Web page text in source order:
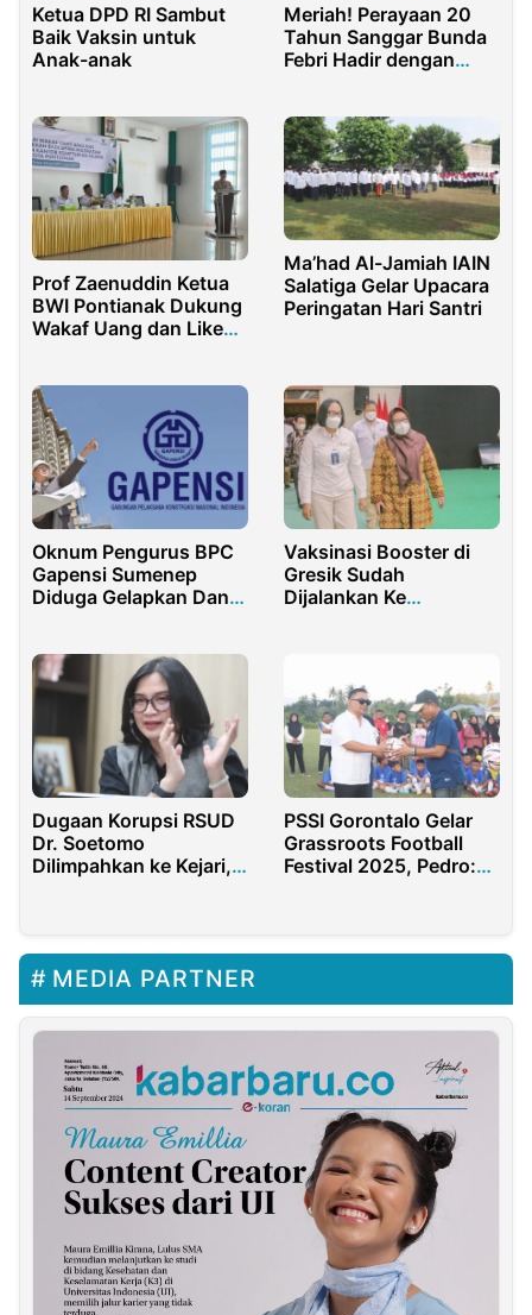
Ketua DPD RI Sambut
Baik Vaksin untuk
Anak-anak
Meriah! Perayaan 20
Tahun Sanggar Bunda
Febri Hadir dengan
Prof Zaenuddin Ketua
BWI Pontianak Dukung
Wakaf Uang dan Like
Ma’had Al-Jamiah IAIN
Salatiga Gelar Upacara
Peringatan Hari Santri
Oknum Pengurus BPC
Gapensi Sumenep
Diduga Gelapkan Dana
Vaksinasi Booster di
Gresik Sudah
Dijalankan Ke
Dugaan Korupsi RSUD
Dr. Soetomo
Dilimpahkan ke Kejari,
PSSI Gorontalo Gelar
Grassroots Football
Festival 2025, Pedro:
MEDIA PARTNER